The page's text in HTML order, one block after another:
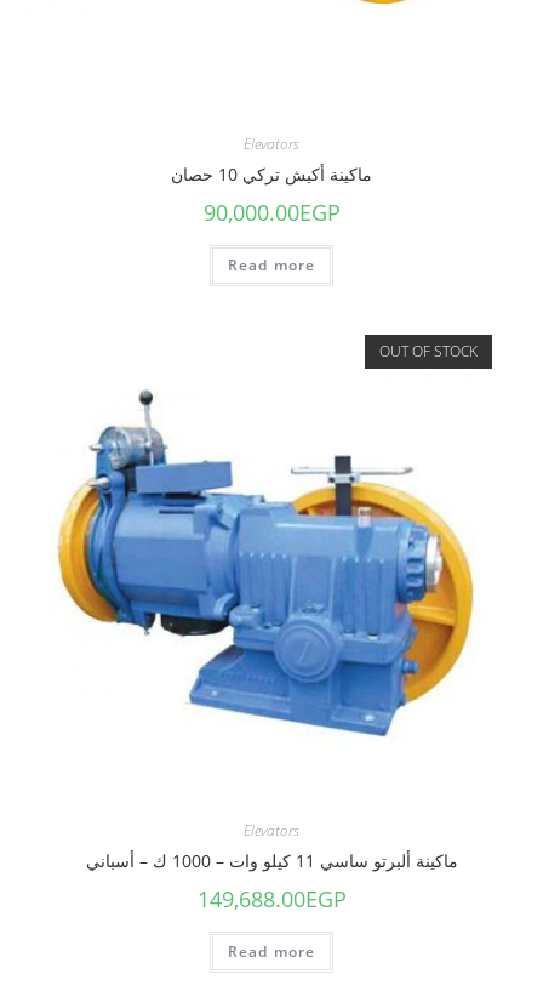
Elevators
ماكينة أكيش تركي 10 حصان
90,000.00EGP
Read more
OUT OF STOCK
Elevators
ماكينة ألبرتو ساسي 11 كيلو وات – 1000 ك – أسباني
149,688.00EGP
Read more